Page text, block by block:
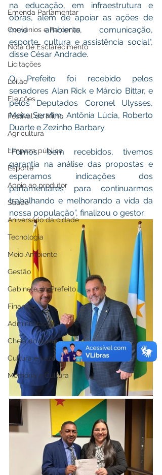
Emenda Parlamentar
Convênios e Parcerias
Nota de Esclarecimento
Licitações
Leilão
Eleições
Festival do Milho
Agricultura
Limpeza pública
Esporte
Apoio ao produtor
Saúde
Aniversário da cidade
Tecnologia
Meio Ambiente
Gestão
Gabinete do Prefeito
Finanças
Administração
Cheia do Juruá
Cultura e Lazer
Memória e Cultura
na educação, em infraestrutura e
obras, além de apoiar as ações de
meio ambiente, comunicação,
esporte, cultura e assistência social",
disse César Andrade.
O Prefeito foi recebido pelos
senadores Alan Rick e Márcio Bittar, e
pelos Deputados Coronel Ulysses,
Meire Serafim, Antônia Lúcia, Roberto
Duarte e Zezinho Barbary.
“Fomos bem recebidos, tivemos
garantia na análise das propostas e
esperamos indicações dos
parlamentares para continuarmos
trabalhando e melhorando a vida da
nossa população”, finalizou o gestor.